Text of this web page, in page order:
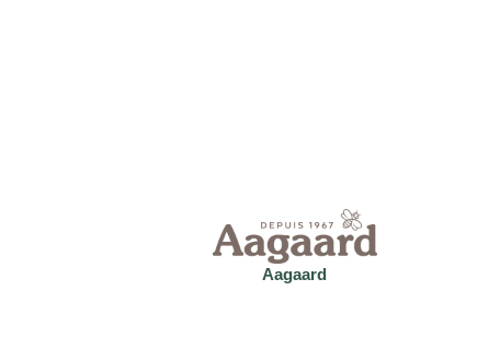
Aagaard